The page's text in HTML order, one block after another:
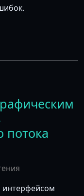
потока
интерфейсом